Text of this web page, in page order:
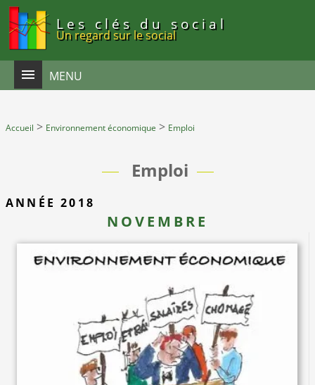
Les clés du social
Un regard sur le social
MENU
Accueil > Environnement économique > Emploi
Emploi
ANNÉE 2018
NOVEMBRE
Panneau de gestion des cookies